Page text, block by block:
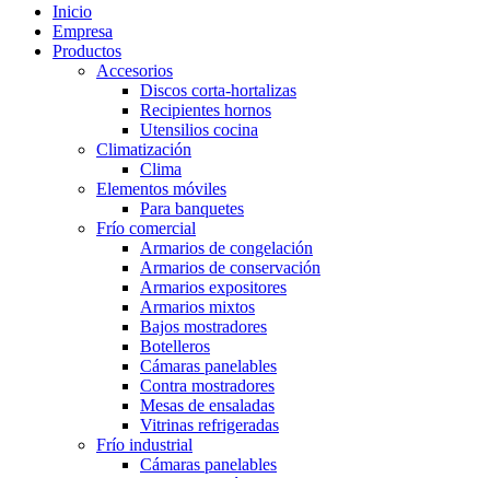
Inicio
Empresa
Productos
Accesorios
Discos corta-hortalizas
Recipientes hornos
Utensilios cocina
Climatización
Clima
Elementos móviles
Para banquetes
Frío comercial
Armarios de congelación
Armarios de conservación
Armarios expositores
Armarios mixtos
Bajos mostradores
Botelleros
Cámaras panelables
Contra mostradores
Mesas de ensaladas
Vitrinas refrigeradas
Frío industrial
Cámaras panelables